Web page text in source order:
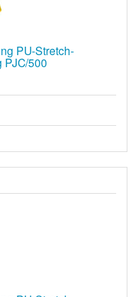
PU-Stretch-
PJC/500